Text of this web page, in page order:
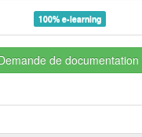
100% e-learning
de documentation